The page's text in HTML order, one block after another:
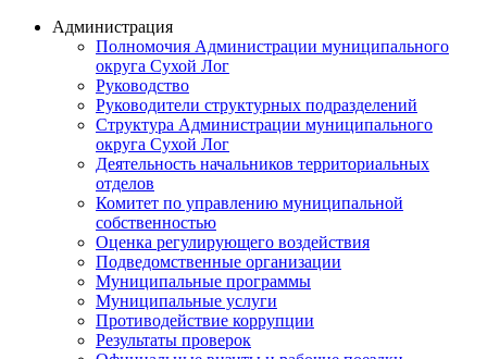
Администрация
Полномочия Администрации муниципального
округа Сухой Лог
Руководство
Руководители структурных подразделений
Структура Администрации муниципального
округа Сухой Лог
Деятельность начальников территориальных
отделов
Комитет по управлению муниципальной
собственностью
Оценка регулирующего воздействия
Подведомственные организации
Муниципальные программы
Муниципальные услуги
Противодействие коррупции
Результаты проверок